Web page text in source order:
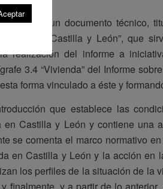
de un documento técnico,
en Castilla y León”, que
realización del informe a
3.4 “Vivienda” del Informe
forma vinculado a éste y
que establece las
Castilla y León y contiene una
se comenta el marco normativo
en Castilla y León y la acción en
los perfiles de la situación de la
finalmente, y a partir de lo